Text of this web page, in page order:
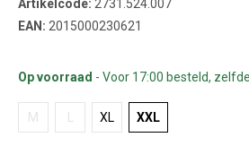
Artikelcode: 2731.524.007
EAN: 2015000230621
Op voorraad - Voor 17:00 besteld,
M XL XXL